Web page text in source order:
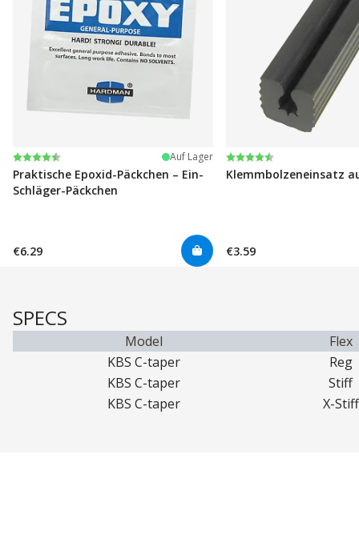
Bewertung:
4.6 von 5 Sternen Auf Lager
Praktische Epoxid-Päckchen – Ein-
Schläger-Päckchen
€6.29
Bewertung:
4.6 von 5 Sternen
Klemmbolzeneinsatz
€3.59
SPECS
Model Flex
KBS C-taper
Reg
KBS C-taper
Stiff
KBS C-taper
X-Stiff